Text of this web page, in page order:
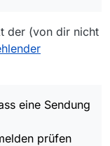
der (von dir nicht
eine Sendung
prüfen